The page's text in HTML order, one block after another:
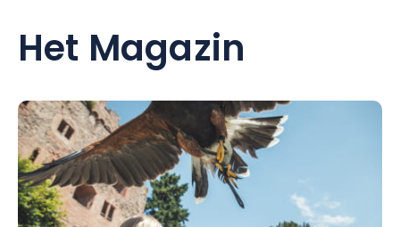
De tarieven zijn inclusief toeristenbelasting, verbruikskosten
(water, elektriciteit en verwarming) en bed- en
De bedden zijn bij aankomst opgemaakt.
Badlinnen (badlaken, handdoeken en badmat) en
theedoeken en handdoekjes voor de keuken worden
verstrekt.
Het Magazin